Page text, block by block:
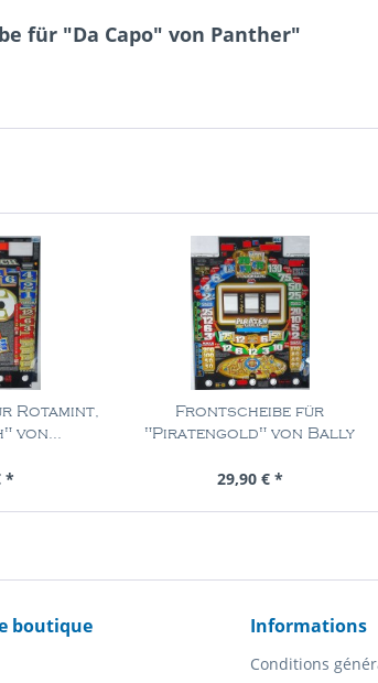
für "Da Capo" von Panther"
Rotamint,
von...
*
Frontscheibe für
"Piratengold" von Bally
Contenu 1 Pièce
29,90 € *
boutique Informations
Conditions